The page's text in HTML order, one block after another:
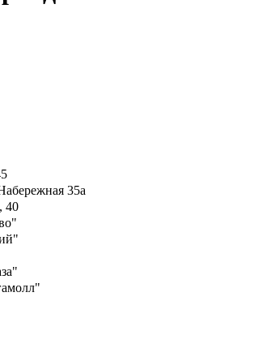
35а
40